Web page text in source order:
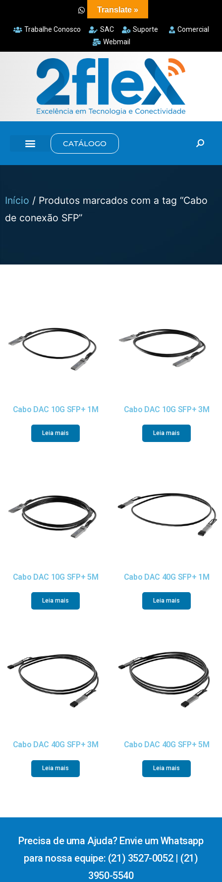
Trabalhe Conosco SAC Suporte
Comercial
Webmail
CATÁLOGO
Início / Produtos marcados com a tag “Cabo
de conexão SFP”
Cabo DAC 10G SFP+ 1M
Leia mais
Cabo DAC 10G SFP+ 3M
Leia mais
Cabo DAC 10G SFP+ 5M
Leia mais
Cabo DAC 40G SFP+ 1M
Leia mais
Cabo DAC 40G SFP+ 3M
Leia mais
Cabo DAC 40G SFP+ 5M
Leia mais
Precisa de uma Ajuda? Envie um Whatsapp
para nossa equipe: (21) 3527-0052 | (21)
3950-5540
Translate »